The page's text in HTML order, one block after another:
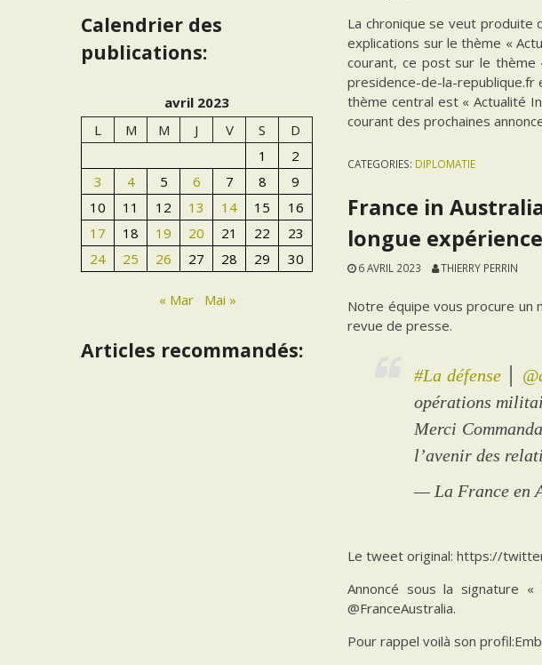
La chronique se veut produite
explications sur le thème «
courant, ce post sur le thème
presidence-de-la-republique.fr
thème central est « Actualité
courant des prochaines
CATEGORIES: DIPLOMATIE
France in
longue
6 AVRIL 2023 THIERRY PERRIN
Notre équipe vous procure un
revue de presse.
#La défense
opérations
Merci
l’avenir des
— La France
Le tweet original: https://
Annoncé sous la
@FranceAustralia.
Pour rappel voilà son
Calendrier des
publications:
avril 2023
L
M M J V S
D
1
2
3
4 5 6 7 8
9
10
11 12 13 14 15
16
17
18 19 20 21 22
23
24
25 26 27 28 29 30
« Mar Mai »
Articles recommandés: